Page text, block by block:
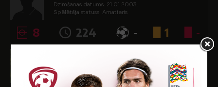
Dzimšanas datums: 21.01.2003.
Spēlētāja statuss: Amatieris
8 224 - 1 -
Indriķis Ošenbergs
Dzimšanas datums: 14.02.2002.
Spēlētāja statuss: Amatieris (FSS)